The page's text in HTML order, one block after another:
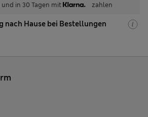
in 30 Tagen mit zahlen
nach Hause bei Bestellungen